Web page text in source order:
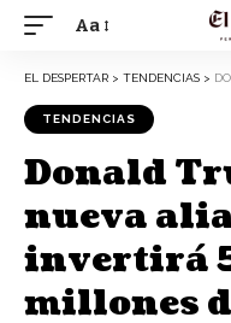
Aa
EL DESPERTAR > TENDENCIAS >
TENDENCIAS
Donald
nueva
invertirá
millones